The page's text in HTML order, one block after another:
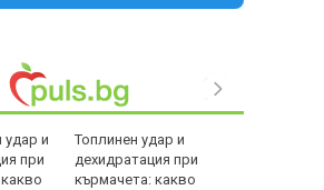
Топлинен удар и
дехидратация при
кърмачета: какво